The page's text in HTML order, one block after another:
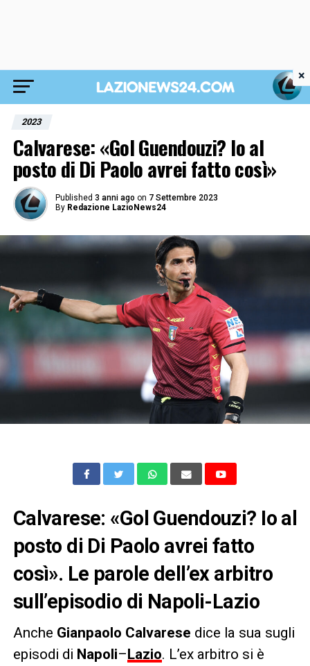
2023
Calvarese: «Gol Guendouzi? Io al
posto di Di Paolo avrei fatto così»
Published 3 anni ago on 7 Settembre 2023
By Redazione LazioNews24
Calvarese: «Gol Guendouzi? Io al
posto di Di Paolo avrei fatto
così». Le parole dell’ex arbitro
sull’episodio di Napoli-Lazio
Anche Gianpaolo Calvarese dice la sua sugli
episodi di Napoli–Lazio. L’ex arbitro si è
×